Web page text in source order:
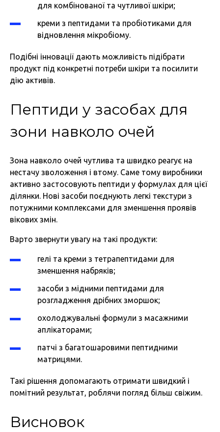
для комбінованої та чутливої шкіри;
креми з пептидами та пробіотиками для
відновлення мікробіому.
Подібні інновації дають можливість підібрати
продукт під конкретні потреби шкіри та посилити
дію активів.
Пептиди у засобах для
зони навколо очей
Зона навколо очей чутлива та швидко реагує на
нестачу зволоження і втому. Саме тому виробники
активно застосовують пептиди у формулах для цієї
ділянки. Нові засоби поєднують легкі текстури з
потужними комплексами для зменшення проявів
вікових змін.
Варто звернути увагу на такі продукти:
гелі та креми з тетрапептидами для
зменшення набряків;
засоби з мідними пептидами для
розгладження дрібних зморшок;
охолоджувальні формули з масажними
аплікаторами;
патчі з багатошаровими пептидними
матрицями.
Такі рішення допомагають отримати швидкий і
помітний результат, роблячи погляд більш свіжим.
Висновок